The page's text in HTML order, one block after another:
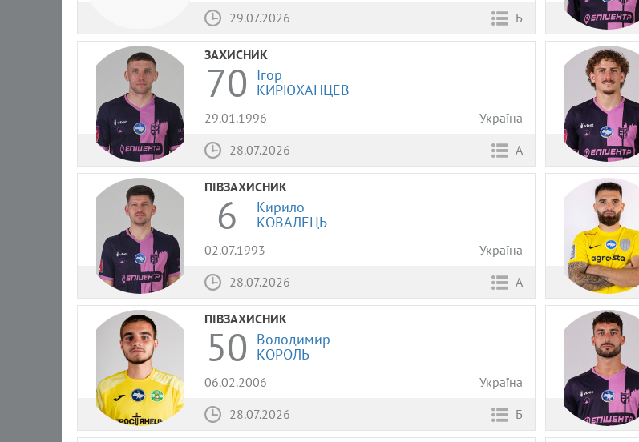
29.07.2026
Б
ЗАХИСНИК
70
Ігор
КИРЮХАНЦЕВ
29.01.1996
Україна
28.07.2026
А
ПІВЗАХИСНИК
6
Кирило
КОВАЛЕЦЬ
02.07.1993
Україна
28.07.2026
А
ПІВЗАХИСНИК
50
Володимир
КОРОЛЬ
06.02.2006
Україна
28.07.2026
Б